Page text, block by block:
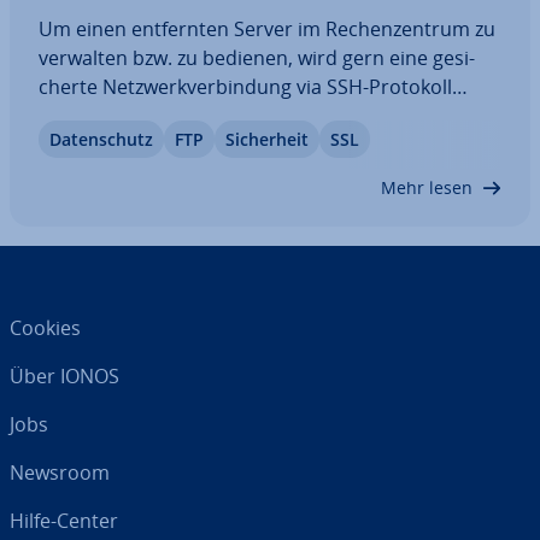
Um einen ent­fern­ten Server im Re­chen­zen­trum zu
verwalten bzw. zu bedienen, wird gern eine ge­si­
cher­te Netz­werk­ver­bin­dung via SSH-Protokoll
Server geht ein Au­then­ti­fi­zie­rungs­pro­zess voraus –
stan­dard­mä­ßig in Form von Nut­zer­na­me und…
Da­ten­schutz FTP Si­cher­heit SSL
Mehr lesen
Cookies
Über IONOS
Jobs
Newsroom
Hilfe-Center